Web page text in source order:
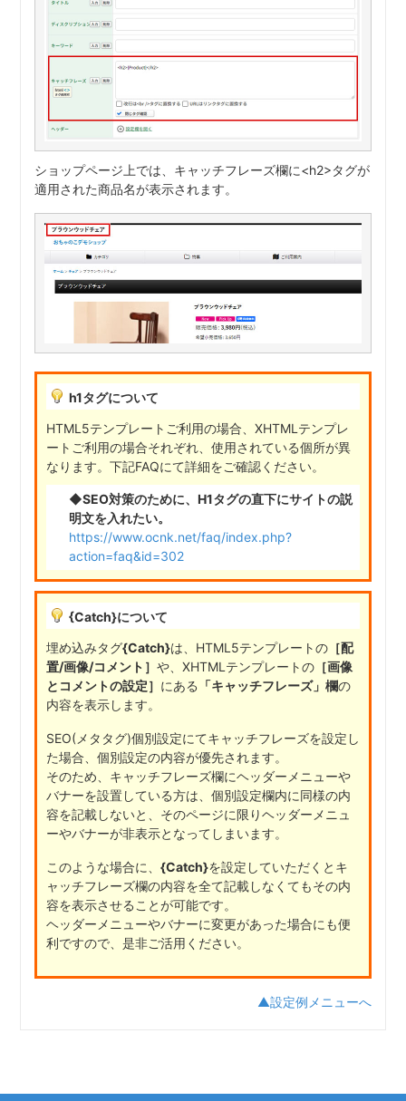
ショップページ上では、キャッチフレーズ欄に<h2>タグが
適用された商品名が表示されます。
h1タグについて
HTML5テンプレートご利用の場合、XHTMLテンプレ
ートご利用の場合それぞれ、使用されている個所が異
なります。下記FAQにて詳細をご確認ください。
◆SEO対策のために、H1タグの直下にサイトの説
明文を入れたい。
https://www.ocnk.net/faq/index.php?
action=faq&id=302
{Catch}について
埋め込みタグ{Catch}は、HTML5テンプレートの ［配
置/画像/コメント］ や、XHTMLテンプレートの ［画像
とコメントの設定］ にある 「キャッチフレーズ」欄の
内容を表示します。
SEO(メタタグ)個別設定にてキャッチフレーズを設定し
た場合、個別設定の内容が優先されます。
そのため、キャッチフレーズ欄にヘッダーメニューや
バナーを設置している方は、個別設定欄内に同様の内
容を記載しないと、そのページに限りヘッダーメニュ
ーやバナーが非表示となってしまいます。
このような場合に、 {Catch}を設定していただくとキ
ャッチフレーズ欄の内容を全て記載しなくてもその内
容を表示させることが可能です。
ヘッダーメニューやバナーに変更があった場合にも便
利ですので、是非ご活用ください。
▲設定例メニューへ